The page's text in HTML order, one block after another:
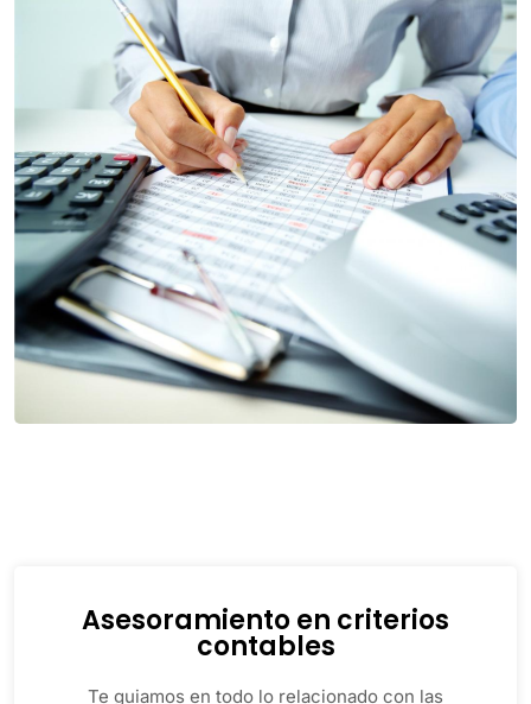
Asesoramiento en criterios
contables
Te guiamos en todo lo relacionado con las